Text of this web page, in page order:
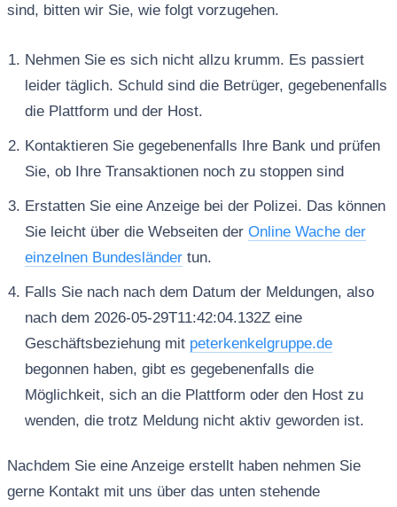
sind, bitten wir Sie, wie folgt vorzugehen.
Nehmen Sie es sich nicht allzu krumm. Es passiert
leider täglich. Schuld sind die Betrüger, gegebenenfalls
die Plattform und der Host.
Kontaktieren Sie gegebenenfalls Ihre Bank und prüfen
Sie, ob Ihre Transaktionen noch zu stoppen sind
Erstatten Sie eine Anzeige bei der Polizei. Das können
Sie leicht über die Webseiten der Online Wache der
einzelnen Bundesländertun.
Falls Sie nach nach dem Datum der Meldungen, also
nach dem 2026-05-29T11:42:04.132Z eine
Geschäftsbeziehung mit peterkenkelgruppe.de
begonnen haben, gibt es gegebenenfalls die
Möglichkeit, sich an die Plattform oder den Host zu
wenden, die trotz Meldung nicht aktiv geworden ist.
Nachdem Sie eine Anzeige erstellt haben nehmen Sie
gerne Kontakt mit uns über das unten stehende